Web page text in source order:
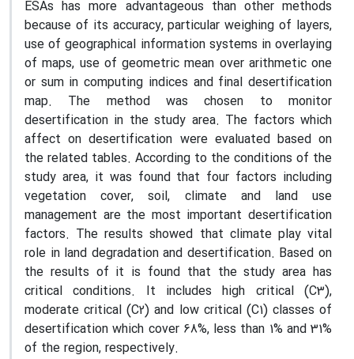
ESAs has more advantageous than other methods
because of its accuracy, particular weighing of layers,
use of geographical information systems in overlaying
of maps, use of geometric mean over arithmetic one
or sum in computing indices and final desertification
map. The method was chosen to monitor
desertification in the study area. The factors which
affect on desertification were evaluated based on
the related tables. According to the conditions of the
study area, it was found that four factors including
vegetation cover, soil, climate and land use
management are the most important desertification
factors. The results showed that climate play vital
role in land degradation and desertification. Based on
the results of it is found that the study area has
critical conditions. It includes high critical (C3),
moderate critical (C2) and low critical (C1) classes of
desertification which cover 68%, less than 1% and 31%
of the region, respectively.